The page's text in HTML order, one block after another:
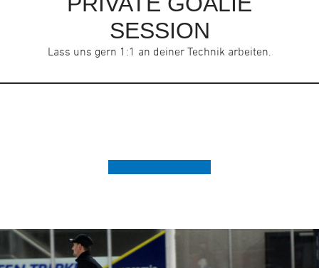
SESSION
Lass uns gern 1:1 an deiner Technik arbeiten.